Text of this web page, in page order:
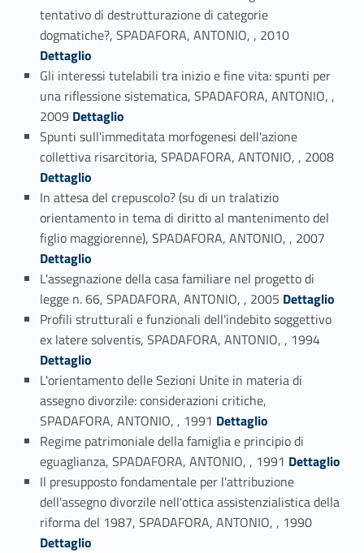
tentativo di destrutturazione di categorie
dogmatiche?, SPADAFORA, ANTONIO, , 2010
Dettaglio
Gli interessi tutelabili tra inizio e fine vita: spunti per
una riflessione sistematica, SPADAFORA, ANTONIO, ,
2009 Link identifier #identifier_person_125499-24
Dettaglio
Spunti sull'immeditata morfogenesi dell'azione
collettiva risarcitoria, SPADAFORA, ANTONIO, , 2008
Dettaglio
In attesa del crepuscolo? (su di un tralatizio
orientamento in tema di diritto al mantenimento del
figlio maggiorenne), SPADAFORA, ANTONIO, , 2007
Dettaglio
L'assegnazione della casa familiare nel progetto di
legge n. 66, SPADAFORA, ANTONIO, , 2005 Link identifier #identifier_person_126013-27
Dettaglio
Profili strutturali e funzionali dell'indebito soggettivo
ex latere solventis, SPADAFORA, ANTONIO, , 1994
Dettaglio
L'orientamento delle Sezioni Unite in materia di
assegno divorzile: considerazioni critiche,
SPADAFORA, ANTONIO, , 1991 Link identifier #identifier_person_142297-29
Dettaglio
Regime patrimoniale della famiglia e principio di
eguaglianza, SPADAFORA, ANTONIO, , 1991 Link identifier #identifier_person_107253-30
Dettaglio
Il presupposto fondamentale per l'attribuzione
dell'assegno divorzile nell'ottica assistenzialistica della
riforma del 1987, SPADAFORA, ANTONIO, , 1990
Dettaglio